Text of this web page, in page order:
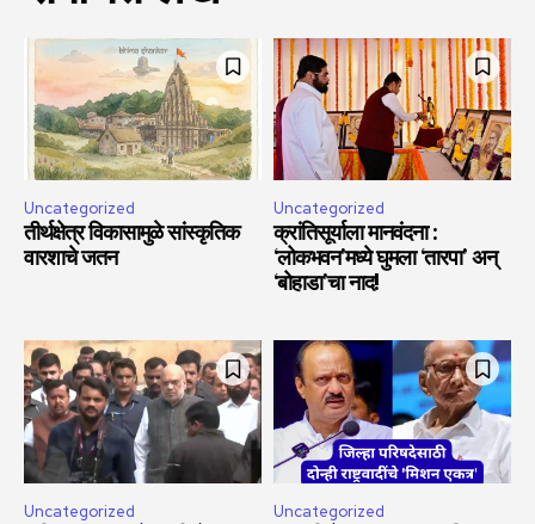
Uncategorized
तीर्थक्षेत्र विकासामुळे सांस्कृतिक
वारशाचे जतन
Uncategorized
क्रांतिसूर्याला मानवंदना :
‘लोकभवन’मध्ये घुमला ‘तारपा’ अन्
‘बोहाडा’चा नाद!
Uncategorized Uncategorized